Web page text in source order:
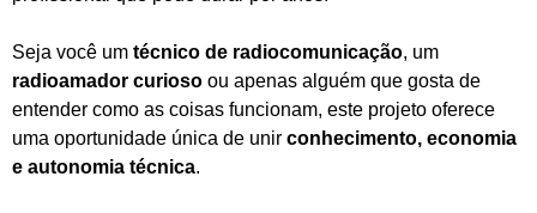
Seja você um técnico de radiocomunicação, um
radioamador curioso ou apenas alguém que gosta de
entender como as coisas funcionam, este projeto oferece
uma oportunidade única de unir conhecimento, economia
e autonomia técnica.